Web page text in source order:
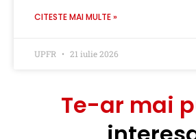
CITESTE MAI MULTE »
UPFR 21 iulie 2026
Te-ar mai